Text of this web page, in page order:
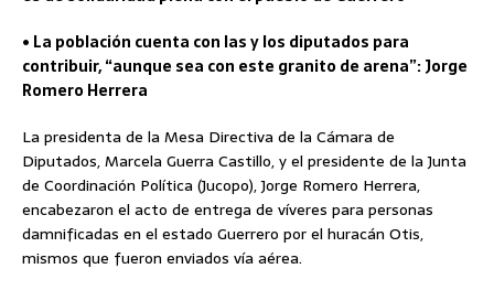
• La población cuenta con las y los diputados para
contribuir, “aunque sea con este granito de arena”: Jorge
Romero Herrera
La presidenta de la Mesa Directiva de la Cámara de
Diputados, Marcela Guerra Castillo, y el presidente de la Junta
de Coordinación Política (Jucopo), Jorge Romero Herrera,
encabezaron el acto de entrega de víveres para personas
damnificadas en el estado Guerrero por el huracán Otis,
mismos que fueron enviados vía aérea.